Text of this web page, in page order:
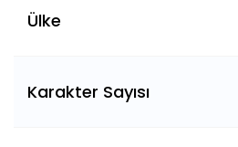
Ülke
Karakter Sayısı